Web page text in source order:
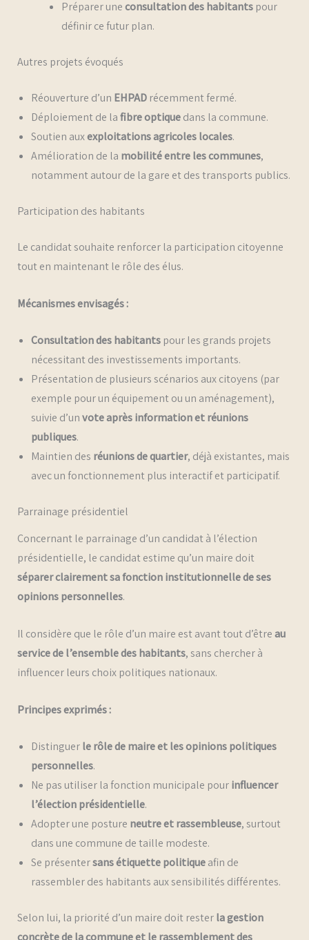
Préparer uneconsultation des habitantspour
définir ce futur plan.
Autres projets évoqués
Réouverture d’un EHPADrécemment fermé.
Déploiement de lafibre optiquedans la commune.
Soutien auxexploitations agricoles locales.
Amélioration de la mobilité entre les communes,
notamment autour de la gare et des transports publics.
Participation des habitants
Le candidat souhaite renforcer la participation citoyenne
tout en maintenant le rôle des élus.
Mécanismes envisagés :
Consultation des habitantspour les grands projets
nécessitant des investissements importants.
Présentation de plusieurs scénarios aux citoyens (par
exemple pour un équipement ou un aménagement),
suivie d’unvote après information et réunions
publiques.
Maintien des réunions de quartier, déjà existantes, mais
avec un fonctionnement plus interactif et participatif.
Parrainage présidentiel
Concernant le parrainage d’un candidat à l’élection
présidentielle, le candidat estime qu’un maire doit
séparer clairement sa fonction institutionnelle de ses
opinions personnelles.
Il considère que le rôle d’un maire est avant tout d’êtreau
service de l’ensemble des habitants, sans chercher à
influencer leurs choix politiques nationaux.
Principes exprimés :
Distinguerle rôle de maire et les opinions politiques
personnelles.
Ne pas utiliser la fonction municipale pourinfluencer
l’élection présidentielle.
Adopter une posture neutre et rassembleuse, surtout
dans une commune de taille modeste.
Se présentersans étiquette politiqueafin de
rassembler des habitants aux sensibilités différentes.
Selon lui, la priorité d’un maire doit resterla gestion
concrète de la commune et le rassemblement des